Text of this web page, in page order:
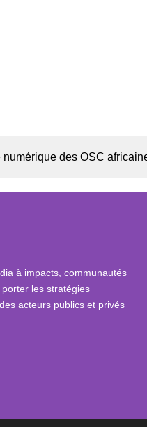
des OSC africaines
à impacts, communautés
les stratégies
acteurs publics et privés